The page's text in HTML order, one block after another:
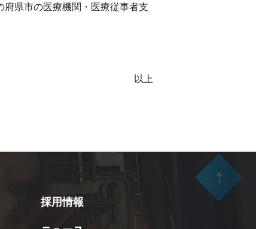
県市の医療機関・医療従事者支
以上
採用情報